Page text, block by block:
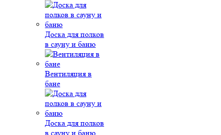
Доска для полков
в сауну и баню
Вентиляция в
бане
Доска для полков
в сауну и баню